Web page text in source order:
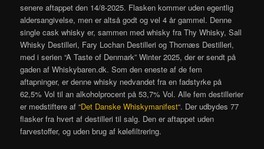
senere aftappet den 14/8-2025. Flasken kommer uden egentlig
aldersangivelse, men er altså godt og vel 4 år gammel. Denne
single cask whisky er, sammen med whisky fra Thy Whisky, Sall
Whisky Destilleri, Fary Lochan Destilleri og Thornæs Destilleri,
med i serien “A Taste of Denmark” Winter 2025, der er sendt på
gaden af Whiskybaren.dk. Som den eneste af de fem
aftapninger, er denne whisky nedvandet fra en fadstyrke på
62,5% Vol til an alkoholprocent på 53,7% Vol. Alle fem destillerier
er medstiftere af “Det Danske Whiskymanifest“. Der udbydes 77
flasker fra hvert af destilleri til salg. Den er aftappet uden
farvestoffer, og uden brug af kølefiltrering.